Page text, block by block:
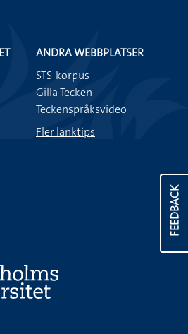
FEEDBACK
ANDRA WEBBPLATSER
STS-korpus
Gilla Tecken
Teckenspråksvideo
Fler länktips